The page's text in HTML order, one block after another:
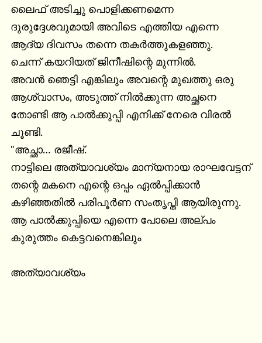
ലൈഫ് അടിച്ചു പൊളിക്കണമെന്ന
ദുരുദ്ദേശവുമായി അവിടെ എത്തിയ എന്നെ
ആദ്യ ദിവസം തന്നെ തകർത്തുകളഞ്ഞു.
ചെന്ന് കയറിയത് ജിനീഷിന്റെ മുന്നിൽ.
അവൻ ഞെട്ടി എങ്കിലും അവന്റെ മുഖത്തു ഒരു
ആശ്വാസം, അടുത്ത് നിൽക്കുന്ന അച്ഛനെ
തോണ്ടി ആ പാൽക്കുപ്പി എനിക്ക് നേരെ വിരൽ
ചൂണ്ടി.
"അച്ഛാ… രജീഷ്.
നാട്ടിലെ അത്യാവശ്യം മാന്യനായ രാഘവേട്ടന്
തന്റെ മകനെ എന്റെ ഒപ്പം ഏൽപ്പിക്കാൻ
കഴിഞ്ഞതിൽ പരിപൂർണ സംതൃപ്തി ആയിരുന്നു.
ആ പാൽക്കുപ്പിയെ എന്നെ പോലെ അല്പം
കുരുത്തം കെട്ടവനെങ്കിലും
അത്യാവശ്യം